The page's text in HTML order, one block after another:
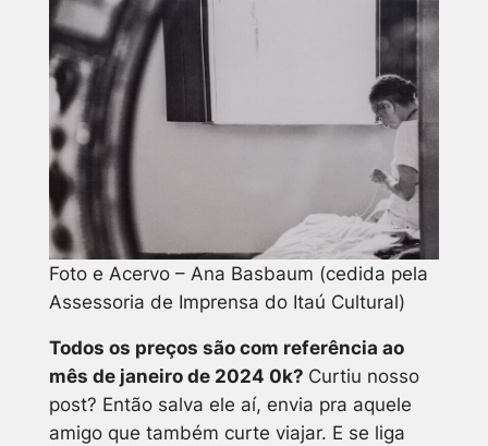
Foto e Acervo – Ana Basbaum (cedida pela
Assessoria de Imprensa do Itaú Cultural)
Todos os preços são com referência ao
mês de janeiro de 2024 0k? Curtiu nosso
post? Então salva ele aí, envia pra aquele
amigo que também curte viajar. E se liga